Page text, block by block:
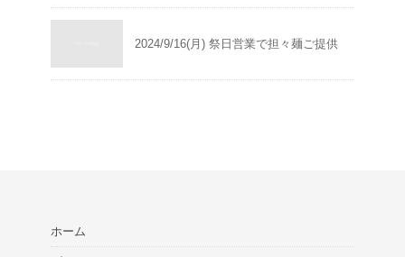
2024/9/16(月) 祭日営業で担々麺ご提供
ホーム